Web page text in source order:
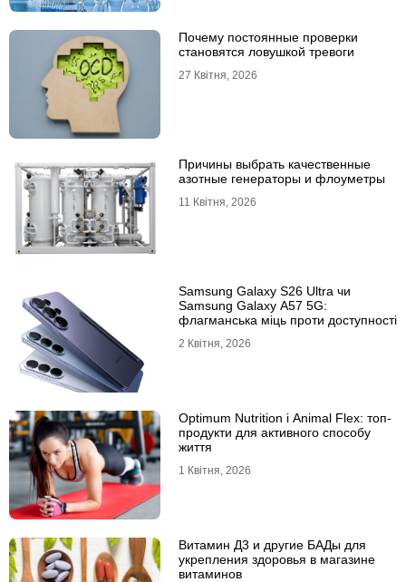
Почему постоянные проверки
становятся ловушкой тревоги
27 Квітня, 2026
Причины выбрать качественные
азотные генераторы и флоуметры
11 Квітня, 2026
Samsung Galaxy S26 Ultra чи
Samsung Galaxy A57 5G:
флагманська міць проти доступності
2 Квітня, 2026
Optimum Nutrition і Animal Flex: топ-
продукти для активного способу
життя
1 Квітня, 2026
Витамин Д3 и другие БАДы для
укрепления здоровья в магазине
витаминов